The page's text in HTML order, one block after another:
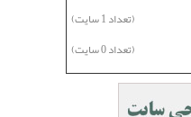
(تعداد 1 سایت)
(تعداد 0 سایت)